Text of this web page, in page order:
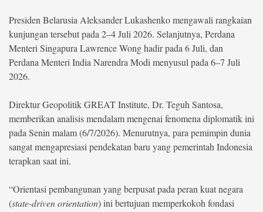
©
2026
berita-
sulsel.com
Right
Reserved
Presiden Belarusia Aleksander Lukashenko mengawali rangkaian
kunjungan tersebut pada 2–4 Juli 2026. Selanjutnya, Perdana
Menteri Singapura Lawrence Wong hadir pada 6 Juli, dan
Perdana Menteri India Narendra Modi menyusul pada 6–7 Juli
2026.
Direktur Geopolitik GREAT Institute, Dr. Teguh Santosa,
memberikan analisis mendalam mengenai fenomena diplomatik ini
pada Senin malam (6/7/2026). Menurutnya, para pemimpin dunia
sangat mengapresiasi pendekatan baru yang pemerintah Indonesia
terapkan saat ini.
“Orientasi pembangunan yang berpusat pada peran kuat negara
(state-driven orientation) ini bertujuan memperkokoh fondasi